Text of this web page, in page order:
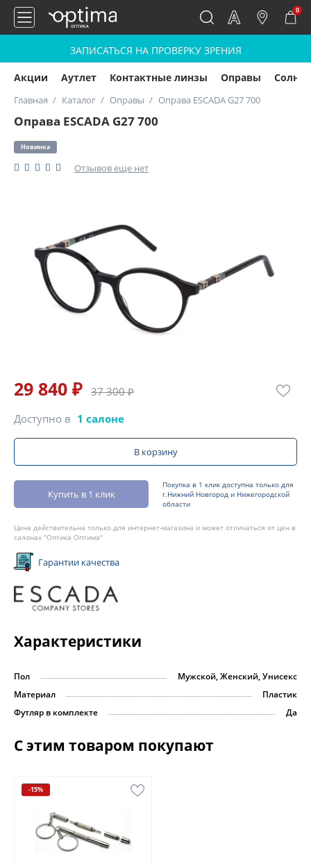
0
ЗАПИСАТЬСЯ НА ПРОВЕРКУ ЗРЕНИЯ
Акции Аутлет Контактные линзы Оправы
Главная Каталог Оправы Оправа ESCADA G27 700
Оправа ESCADA G27 700
Новинка
Отзывов еще нет
29 840 ₽ 37 300 ₽
Доступно в 1 салоне
В корзину
Купить в 1 клик
Покупка в 1 клик доступна только для
г.Нижний Новгород и Нижегородской
области
Цена действительна только для интернет-магазина и может отличаться от цен в
салонах "Оптика Оптима"
Гарантии качества
Характеристики
Пол
Мужской, Женский, Унисекс
Материал
Пластик
Футляр в комплекте
Да
С этим товаром покупают
-15%